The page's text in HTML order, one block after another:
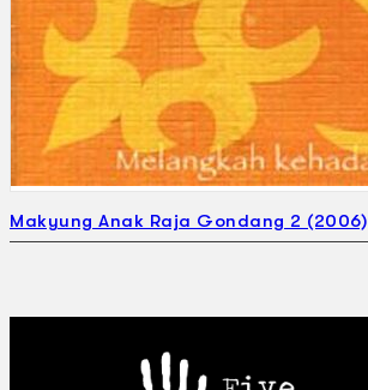
Makyung Anak Raja Gondang 2 (2006)